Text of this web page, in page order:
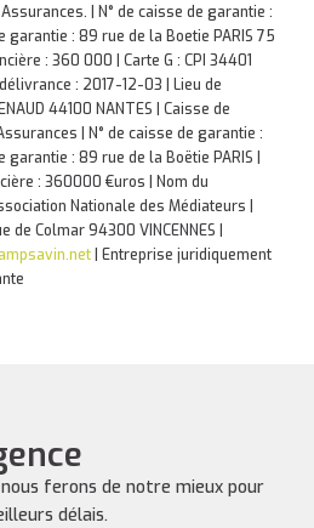
| N° de caisse de garantie :
: 89 rue de la Boetie PARIS 75
: 360 000 | Carte G : CPI 34401
: 2017-12-03 | Lieu de
44100 NANTES | Caisse de
| N° de caisse de garantie :
: 89 rue de la Boëtie PARIS |
: 360000 €uros | Nom du
Nationale des Médiateurs |
Colmar 94300 VINCENNES |
Entreprise juridiquement
ferons de notre mieux pour
délais.